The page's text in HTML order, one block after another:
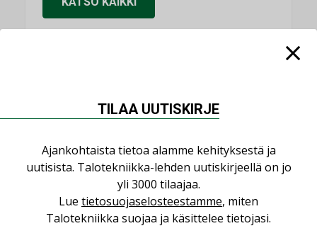
NIMITYKSET
Refair
Granlund Oy
TILAA UUTISKIRJE
Ajankohtaista tietoa alamme kehityksestä ja
uutisista. Talotekniikka-lehden uutiskirjeellä on jo
yli 3000 tilaajaa.
Lue tietosuojaselosteestamme, miten
Talotekniikka suojaa ja käsittelee tietojasi.